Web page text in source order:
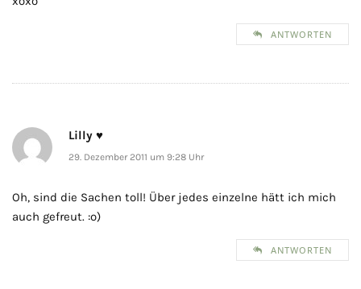
ANTWORTEN
Lilly ♥
29. Dezember 2011 um 9:28 Uhr
Oh, sind die Sachen toll! Über jedes einzelne hätt ich mich
auch gefreut. :o)
ANTWORTEN